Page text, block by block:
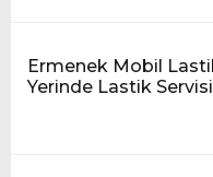
Ermenek Mobil
Yerinde Lastik Servisi